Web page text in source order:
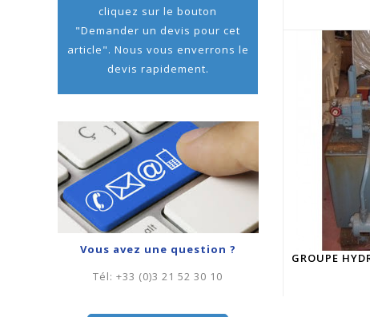
cliquez sur le bouton
"Demander un devis pour cet
article". Nous vous enverrons le
devis rapidement.
Vous avez une question ?
Tél:+33 (0)3 21 52 30 10